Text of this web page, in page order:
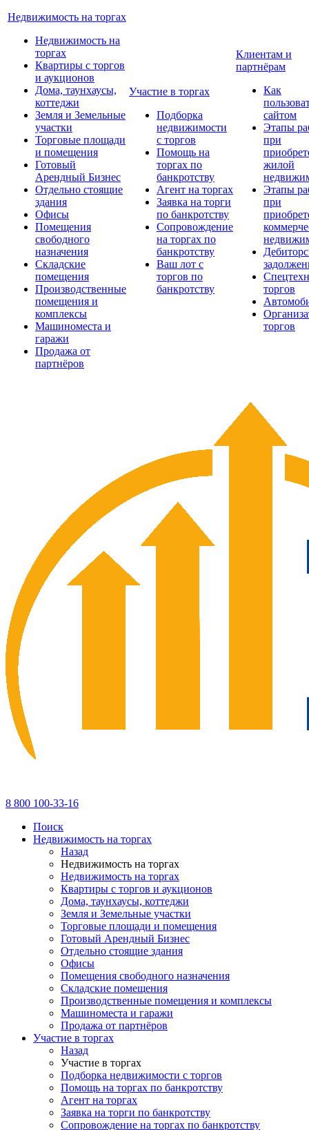
Недвижимость на торгах
Недвижимость на
торгах
Квартиры с торгов
и аукционов
Дома, таунхаусы,
коттеджи
Земля и Земельные
участки
Торговые площади
и помещения
Готовый
Арендный Бизнес
Отдельно стоящие
здания
Офисы
Помещения
свободного
назначения
Складские
помещения
Производственные
помещения и
комплексы
Машиноместа и
гаражи
Продажа от
партнёров
Участие в торгах
Подборка
недвижимости
с торгов
Помощь на
торгах по
банкротству
Агент на торгах
Заявка на торги
по банкротству
Сопровождение
на торгах по
банкротству
Ваш лот с
торгов по
банкротству
Клиентам и
партнёрам
Как
сайтом
Этапы
при
жилой
Этапы
при
торгов
торгов
8 800 100-33-16
Поиск
Недвижимость на торгах
Назад
Недвижимость на торгах
Недвижимость на торгах
Квартиры с торгов и аукционов
Дома, таунхаусы, коттеджи
Земля и Земельные участки
Торговые площади и помещения
Готовый Арендный Бизнес
Отдельно стоящие здания
Офисы
Помещения свободного назначения
Складские помещения
Производственные помещения и комплексы
Машиноместа и гаражи
Продажа от партнёров
Участие в торгах
Назад
Участие в торгах
Подборка недвижимости с торгов
Помощь на торгах по банкротству
Агент на торгах
Заявка на торги по банкротству
Сопровождение на торгах по банкротству